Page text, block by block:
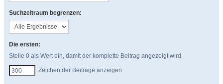
Suchzeitraum begrenzen:
Die ersten:
Stelle 0 als Wert ein, damit der komplette Beitrag angezeigt wird.
Zeichen der Beiträge anzeigen